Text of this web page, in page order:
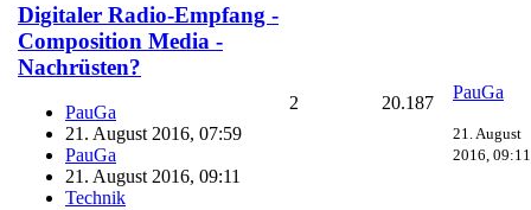
Digitaler Radio-Empfang -
Composition Media -
Nachrüsten?
PauGa
21. August 2016, 07:59
PauGa
21. August 2016, 09:11
Technik
2 20.187
PauGa
21. August
2016, 09:11